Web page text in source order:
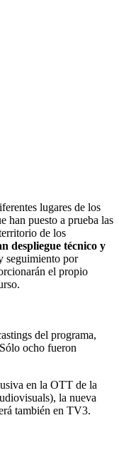
lugares de los
han puesto a prueba las
de los
despliegue técnico y
seguimiento por
el propio
del programa,
ocho fueron
en la OTT de la
la nueva
también en TV3.